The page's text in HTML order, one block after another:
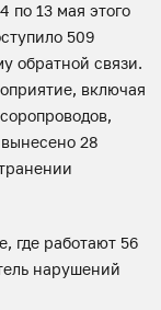
по 13 мая этого
509
обратной связи.
включая
28
где работают 56
нарушений